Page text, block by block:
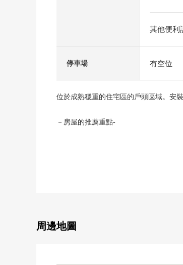
其他便利
停車場 有空位
位於成熟穩重的住宅區的戶頭區域。安
－房屋的推薦重點-
○ 東北一側前面道路幅員約6.0m
周邊地圖